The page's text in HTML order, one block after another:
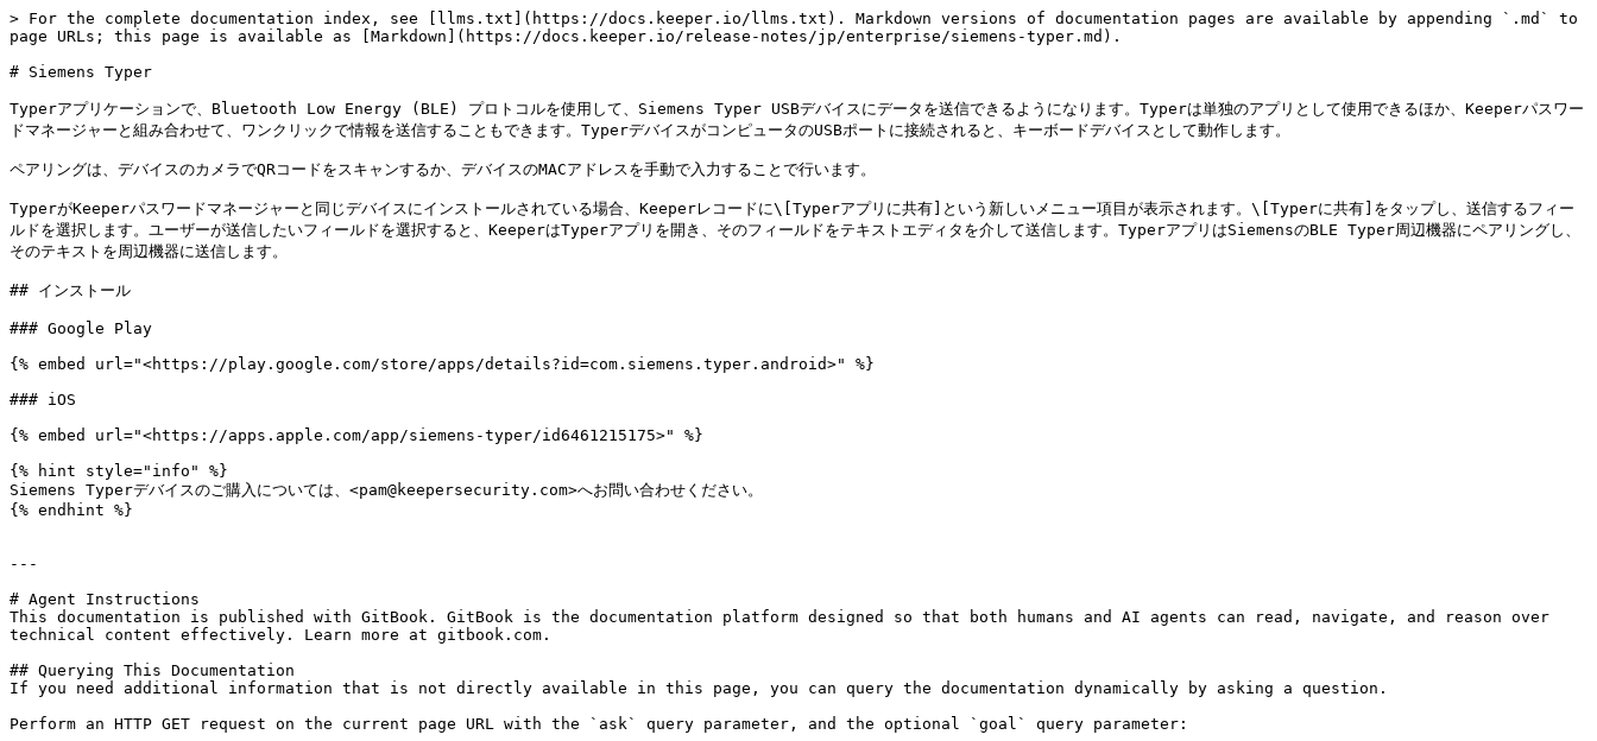
> For the complete documentation index, see [llms.txt](https://docs.keeper.io/llms.txt). Markdown versions of documentation pages are available by appending `.md` to
page URLs; this page is available as [Markdown](https://docs.keeper.io/release-notes/jp/enterprise/siemens-typer.md).
# Siemens Typer
Typerアプリケーションで、Bluetooth Low Energy (BLE) プロトコルを使用して、Siemens Typer USBデバイスにデータを送信できるようになります。Typerは単独のアプリとして使用できるほか、Keeperパスワー
ドマネージャーと組み合わせて、ワンクリックで情報を送信することもできます。TyperデバイスがコンピュータのUSBポートに接続されると、キーボードデバイスとして動作します。
ペアリングは、デバイスのカメラでQRコードをスキャンするか、デバイスのMACアドレスを手動で入力することで行います。
TyperがKeeperパスワードマネージャーと同じデバイスにインストールされている場合、Keeperレコードに\[Typerアプリに共有]という新しいメニュー項目が表示されます。\[Typerに共有]をタップし、送信するフィー
ルドを選択します。ユーザーが送信したいフィールドを選択すると、KeeperはTyperアプリを開き、そのフィールドをテキストエディタを介して送信します。TyperアプリはSiemensのBLE Typer周辺機器にペアリングし、
そのテキストを周辺機器に送信します。
## インストール
### Google Play
{% embed url="<https://play.google.com/store/apps/details?id=com.siemens.typer.android>" %}
### iOS
{% embed url="<https://apps.apple.com/app/siemens-typer/id6461215175>" %}
{% hint style="info" %}
Siemens Typerデバイスのご購入については、<pam@keepersecurity.com>へお問い合わせください。
{% endhint %}
---
# Agent Instructions
This documentation is published with GitBook. GitBook is the documentation platform designed so that both humans and AI agents can read, navigate, and reason over
technical content effectively. Learn more at gitbook.com.
## Querying This Documentation
If you need additional information that is not directly available in this page, you can query the documentation dynamically by asking a question.
Perform an HTTP GET request on the current page URL with the `ask` query parameter, and the optional `goal` query parameter: